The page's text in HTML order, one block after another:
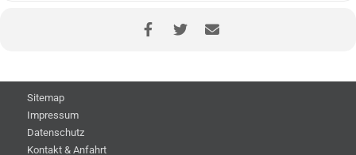
Sitemap
Impressum
Datenschutz
Kontakt & Anfahrt